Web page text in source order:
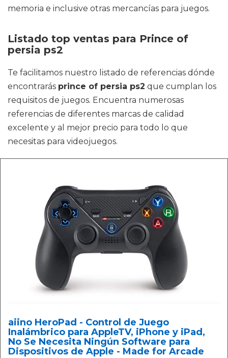
memoria e inclusive otras mercancías para juegos.
Listado top ventas para Prince of
persia ps2
Te facilitamos nuestro listado de referencias dónde
encontrarás prince of persia ps2 que cumplan los
requisitos de juegos. Encuentra numerosas
referencias de diferentes marcas de calidad
excelente y al mejor precio para todo lo que
necesitas para videojuegos.
aiino HeroPad - Control de Juego
Inalámbrico para AppleTV, iPhone y iPad,
No Se Necesita Ningún Software para
Dispositivos de Apple - Made for Arcade